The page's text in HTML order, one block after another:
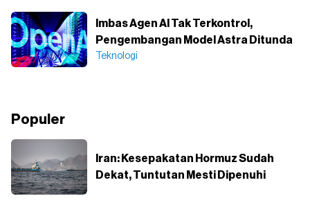
Imbas Agen AI Tak Terkontrol,
Pengembangan Model Astra Ditunda
Teknologi
Populer
Iran: Kesepakatan Hormuz Sudah
Dekat, Tuntutan Mesti Dipenuhi